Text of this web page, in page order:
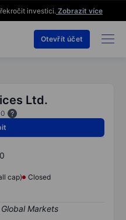
investici. Zobrazit více
Otevřít účet
Ltd.
cap)
Closed